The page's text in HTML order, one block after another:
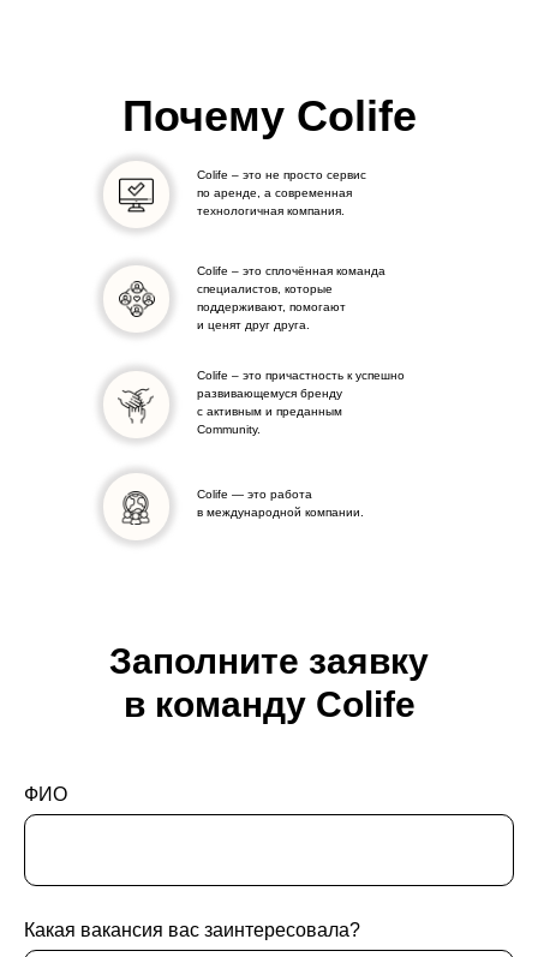
Почему Colife
Colife – это не просто сервис
по аренде, а современная
технологичная компания.
Colife – это сплочённая команда
специалистов, которые
поддерживают, помогают
и ценят друг друга.
Colife – это причастность к успешно
развивающемуся бренду
с активным и преданным
Community.
Colife — это работа
в международной компании.
Заполните заявку
в команду Colife
ФИО
Какая вакансия вас заинтересовала?